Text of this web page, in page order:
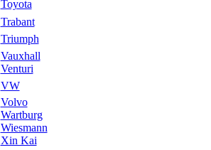
Toyota
Trabant
Triumph
Vauxhall
Venturi
VW
Volvo
Wartburg
Wiesmann
Xin Kai